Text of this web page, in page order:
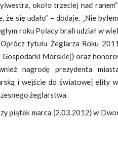
około trzeciej nad
się udało” – dodaje. „Nie
roku Polacy brali udział w
tytułu Żeglarza Roku
Morskiej) oraz
nagrodę prezydenta
i wejście do światowej elity
żeglarstwa.
piątek marca (2.03.2012) w